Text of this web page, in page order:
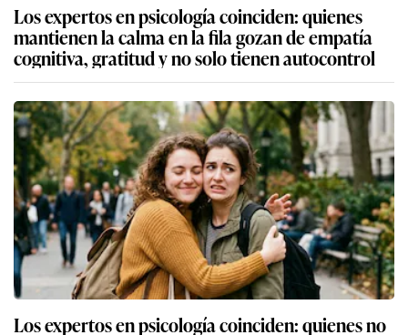
Los expertos en psicología coinciden: quienes
mantienen la calma en la fila gozan de empatía
cognitiva, gratitud y no solo tienen autocontrol
Los expertos en psicología coinciden: quienes no